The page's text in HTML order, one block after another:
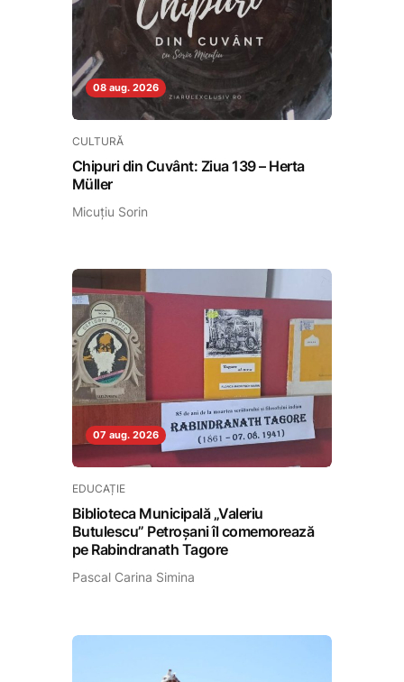
08 aug. 2026
CULTURĂ
Chipuri din Cuvânt: Ziua 139 – Herta
Müller
Micuțiu Sorin
07 aug. 2026
EDUCAȚIE
Biblioteca Municipală „Valeriu
Butulescu” Petroșani îl comemorează
pe Rabindranath Tagore
Pascal Carina Simina